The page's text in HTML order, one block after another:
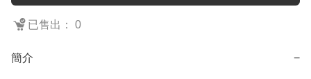
已售出： 0
簡介 −